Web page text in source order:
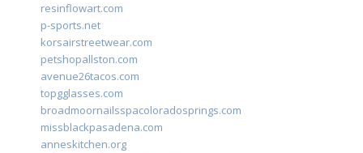
resinflowart.com
p-sports.net
korsairstreetwear.com
petshopallston.com
avenue26tacos.com
topgglasses.com
broadmoornailsspacoloradosprings.com
missblackpasadena.com
anneskitchen.org